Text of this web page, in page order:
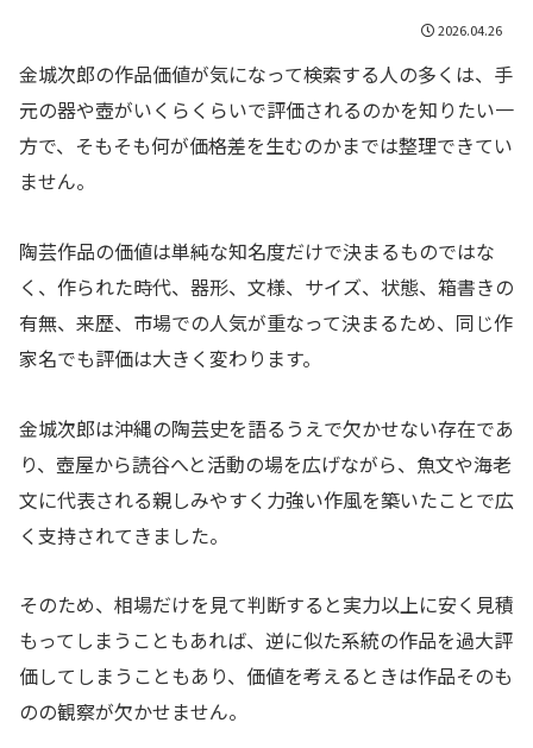
2026.04.26
金城次郎の作品価値が気になって検索する人の多くは、手
元の器や壺がいくらくらいで評価されるのかを知りたい一
方で、そもそも何が価格差を生むのかまでは整理できてい
ません。
陶芸作品の価値は単純な知名度だけで決まるものではな
く、作られた時代、器形、文様、サイズ、状態、箱書きの
有無、来歴、市場での人気が重なって決まるため、同じ作
家名でも評価は大きく変わります。
金城次郎は沖縄の陶芸史を語るうえで欠かせない存在であ
り、壺屋から読谷へと活動の場を広げながら、魚文や海老
文に代表される親しみやすく力強い作風を築いたことで広
く支持されてきました。
そのため、相場だけを見て判断すると実力以上に安く見積
もってしまうこともあれば、逆に似た系統の作品を過大評
価してしまうこともあり、価値を考えるときは作品そのも
のの観察が欠かせません。